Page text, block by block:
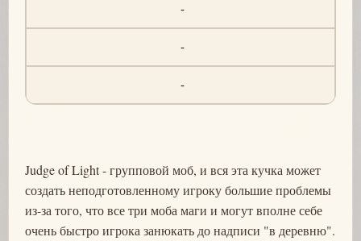
-
-
-
Judge of Light - групповой моб, и вся эта кучка может
создать неподготовленному игроку большие проблемы
из-за того, что все три моба маги и могут вполне себе
очень быстро игрока занюкать до надписи "в деревню".